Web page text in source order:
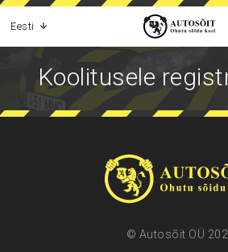
Eesti
Koolitusele
© Autosõit OÜ